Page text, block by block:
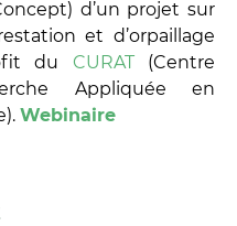
d’un projet sur
et d’orpaillage
du CURAT (Centre
Appliquée en
Webinaire